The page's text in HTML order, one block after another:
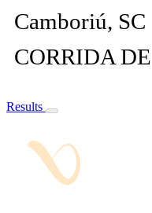
Camboriú, SC
CORRIDA
Results